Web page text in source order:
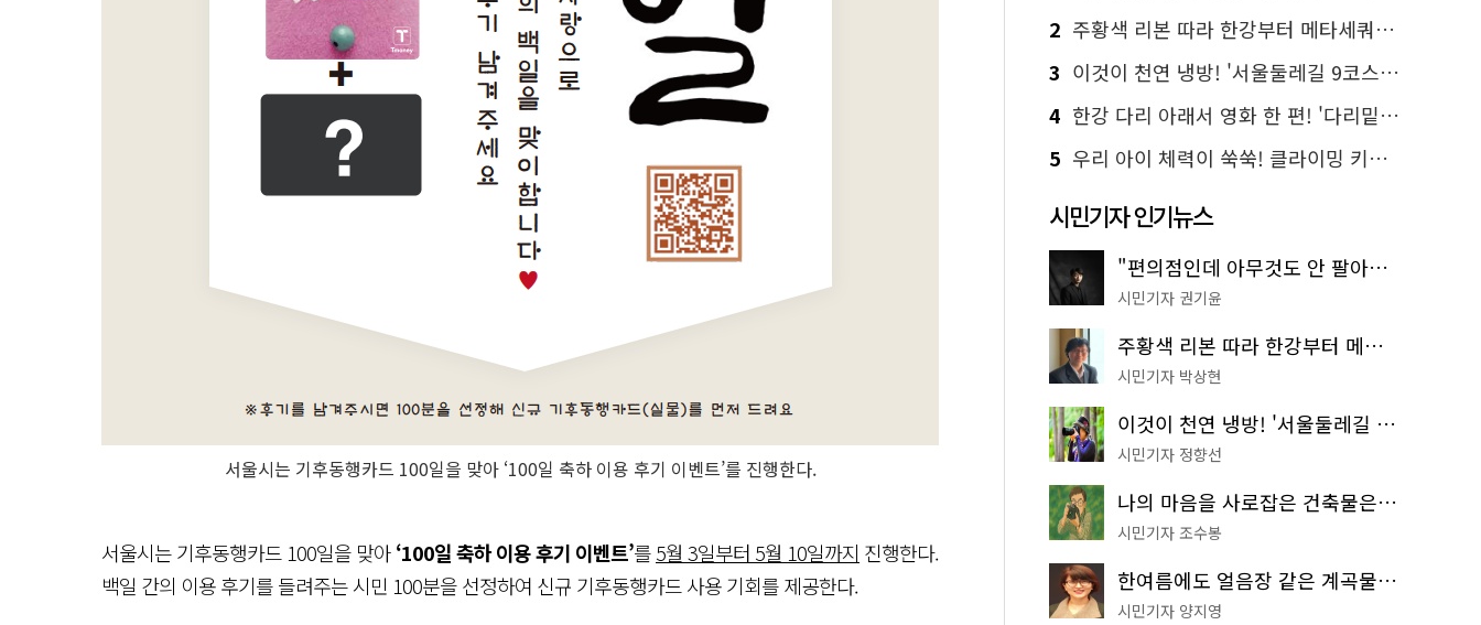
서울시는 기후동행카드 100일을 맞아 ‘100일 축하 이용 후기 이벤트’를 진행한다.
서울시는 기후동행카드 100일을 맞아‘100일 축하 이용 후기 이벤트’를5월 3일부터 5월 10일까지 진행한다.
백일 간의 이용 후기를 들려주는 시민 100분을 선정하여 신규 기후동행카드 사용 기회를 제공한다.
2 주황색 리본 따라 한강부터 메타세쿼이아 숲길까지…서울둘레길 15코스
3 이것이 천연 냉방! '서울둘레길 9코스'로 숲속 피서 떠나볼까
4 한강 다리 아래서 영화 한 편! '다리밑 영화관' 무료 상영
5 우리 아이 체력이 쑥쑥! 클라이밍 키즈카페·어린이 체력장
시민기자 인기뉴스
"편의점인데 아무것도 안 팔아요" 서울에서 가장 특별한 편의점의 정체
시민기자 권기윤
주황색 리본 따라 한강부터 메타세쿼이아 숲길까지…서울둘레길 15코스
시민기자 박상현
이것이 천연 냉방! '서울둘레길 9코스'로 숲속 피서 떠나볼까
시민기자 정향선
나의 마음을 사로잡은 건축물은? '서울시 건축상' 수상작 공개!
시민기자 조수봉
한여름에도 얼음장 같은 계곡물! 서울 '진관사 계곡'이 천국이네~
시민기자 양지영